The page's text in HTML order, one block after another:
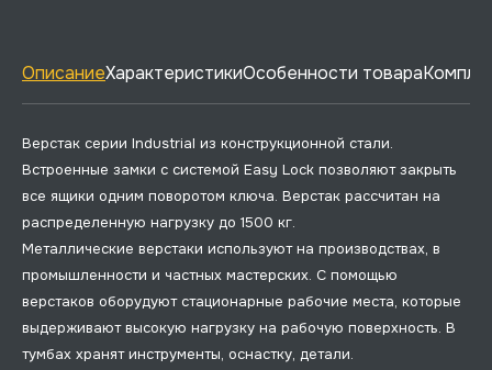
ОписаниеХарактеристикиОсобенности товара
Верстак серии Industrial из конструкционной стали.
Встроенные замки с системой Easy Lock позволяют закрыть
все ящики одним поворотом ключа. Верстак рассчитан на
распределенную нагрузку до 1500 кг.
Металлические верстаки используют на производствах, в
промышленности и частных мастерских. С помощью
верстаков оборудуют стационарные рабочие места, которые
выдерживают высокую нагрузку на рабочую поверхность. В
тумбах хранят инструменты, оснастку, детали.